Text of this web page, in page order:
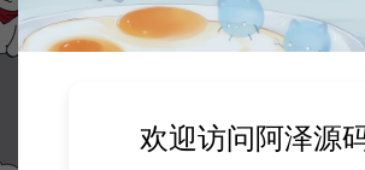
欢迎访问阿泽源